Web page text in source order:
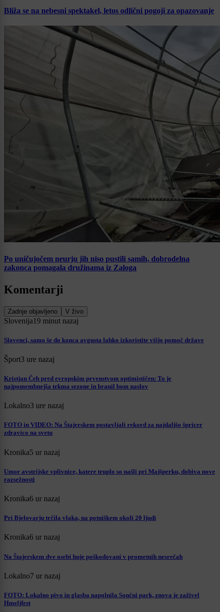
Bliža se na nebesni spektakel, letos odlični pogoji za opazovanje
Po uničujočem neurju jih niso pustili samih, dobrodelna
zakonca pomagala družinama iz Zaloga
Komentarji
Zadnje objavljeno V živo
Slovenija19 minut nazaj
Slovenci, samo še do konca avgusta lahko izkoristite višjo pomoč države
Šport3 ure nazaj
Kristjan Čeh pred evropskim prvenstvom optimističen: To je
najpomembnejša tekma sezone in branil bom naslov
Lokalno3 ure nazaj
FOTO in VIDEO: Na Štajerskem postavljali rekord za najdaljšo špricer
zdravico na svetu
Kronika5 ur nazaj
Umor avstrijske vplivnice, katere truplo so našli pri Majšperku, dobiva nove
razsežnosti
Kronika6 ur nazaj
Pri Bjelovarju trčila vlaka, na potniškem okoli 20 ljudi
Kronika6 ur nazaj
Na Štajerskem dve osebi huje poškodovani v prometnih nesrečah
Lokalno7 ur nazaj
FOTO: Lokalno pivo in glasba napolnila Sončni park, znova je zaživel
Hmeljfest